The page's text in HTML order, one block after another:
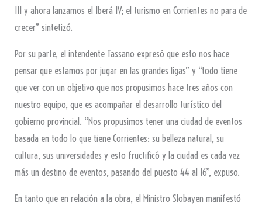
III y ahora lanzamos el Iberá IV; el turismo en Corrientes no para de
crecer” sintetizó.
Por su parte, el intendente Tassano expresó que esto nos hace
pensar que estamos por jugar en las grandes ligas” y “todo tiene
que ver con un objetivo que nos propusimos hace tres años con
nuestro equipo, que es acompañar el desarrollo turístico del
gobierno provincial. “Nos propusimos tener una ciudad de eventos
basada en todo lo que tiene Corrientes: su belleza natural, su
cultura, sus universidades y esto fructificó y la ciudad es cada vez
más un destino de eventos, pasando del puesto 44 al 16”, expuso.
En tanto que en relación a la obra, el Ministro Slobayen manifestó